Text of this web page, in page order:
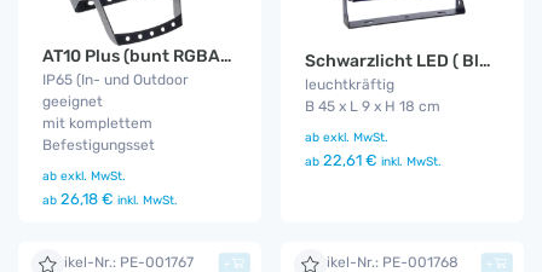
AT10 Plus (bunt RGBA) IP65
IP65 (In- und Outdoor
geeignet
mit komplettem
Befestigungsset
ab exkl. MwSt.
ab 26,18 € inkl. MwSt.
Schwarzlicht LED ( Blacklight - UV )
leuchtkräftig
B 45 x L 9 x H 18 cm
ab exkl. MwSt.
ab 22,61 € inkl. MwSt.
Artikel-Nr.: PE-001767 + Artikel-Nr.: PE-001768 +